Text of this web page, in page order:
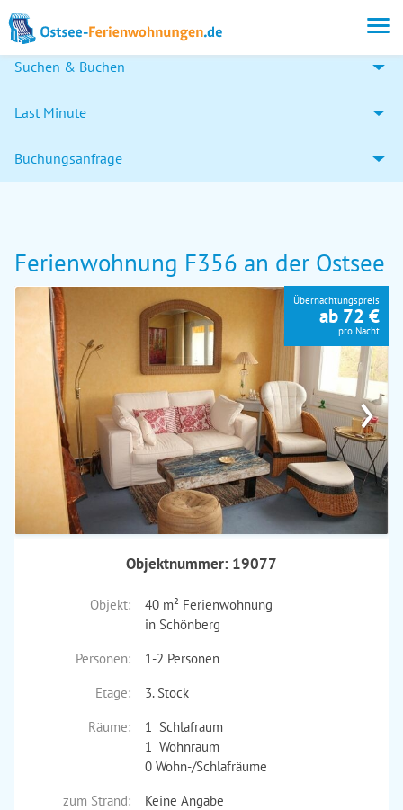
Suchen & Buchen
Last Minute
Buchungsanfrage
Ferienwohnung F356 an der Ostsee
›
Übernachtungspreis
ab 72 €
pro Nacht
Objektnummer: 19077
Objekt:
40 m² Ferienwohnung
in Schönberg
Personen:
1-2 Personen
Etage:
3. Stock
Räume:
1 Schlafraum
1 Wohnraum
0 Wohn-/Schlafräume
zum Strand:
Keine Angabe